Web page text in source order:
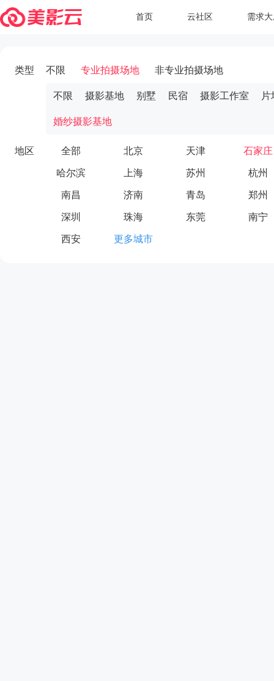
首页 云社区 需求
类型 不限 专业拍摄场地 非专业拍摄场地
不限 摄影基地 别墅 民宿 摄影工作室 片
婚纱摄影基地
地区 全部 北京 天津 石家庄
哈尔滨 上海 苏州 杭州
南昌 济南 青岛 郑州
深圳 珠海 东莞 南宁
西安 更多城市